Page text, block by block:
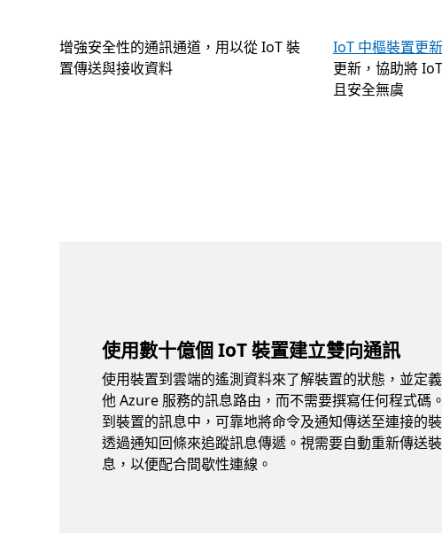
增強安全性的通訊通道，用以從 IoT 裝
置傳送與接收資料
IoT 中樞裝置更新
更新，協助將
且安全無虞
使用數十億個 IoT 裝置建立雙向通訊
使用裝置到雲端的遙測資料來了解裝置的狀態，並定
他 Azure 服務的訊息路由，而不需要撰寫任何程式碼
到裝置的訊息中，可靠地將命令及通知傳送至連接的
透過通知回條來追蹤訊息傳遞。視需要自動重新傳送
息，以便配合間歇性連線。